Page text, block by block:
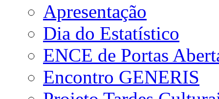
Apresentação
Dia do Estatístico
ENCE de Portas
Encontro GENERIS